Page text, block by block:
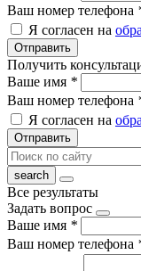
Ваш номер телефона
Я согласен на
Отправить
Получить
Ваше имя *
Ваш номер телефона
Я согласен на
Отправить
Все результаты
Задать вопрос
Ваше имя *
Ваш номер телефона